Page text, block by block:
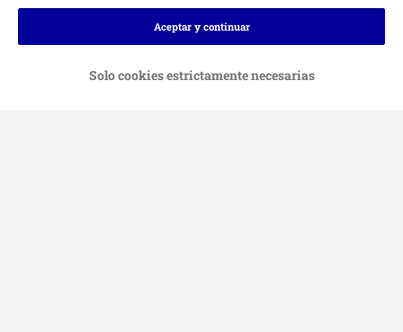
Métodos de pago
Contra-reembolso Transferencia
Solo cookies estrictamente necesarias
Aceptar y continuar